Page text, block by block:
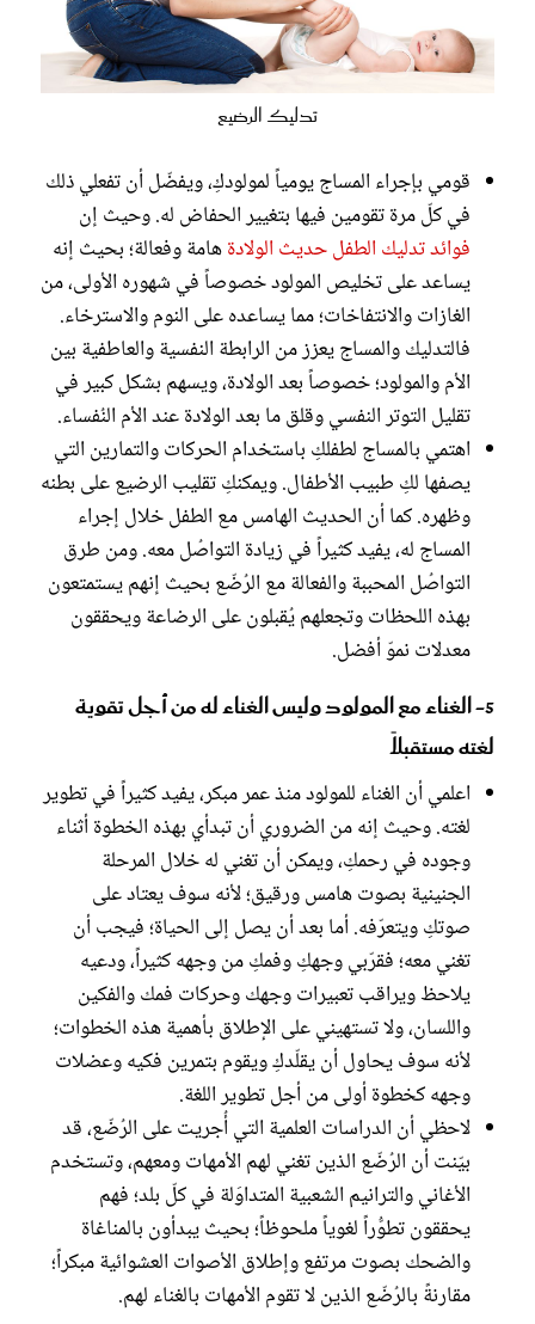
تدليك الرضيع
قومي بإجراء المساج يومياً لمولودكِ، ويفضّل أن تفعلي ذلك
في كلّ مرة تقومين فيها بتغيير الحفاض له. وحيث إن
فوائد تدليك الطفل حديث الولادةهامة وفعالة؛ بحيث إنه
يساعد على تخليص المولود خصوصاً في شهوره الأولى، من
الغازات والانتفاخات؛ مما يساعده على النوم والاسترخاء.
فالتدليك والمساج يعزز من الرابطة النفسية والعاطفية بين
الأم والمولود؛ خصوصاً بعد الولادة، ويسهم بشكل كبير في
تقليل التوتر النفسي وقلق ما بعد الولادة عند الأم النُفساء.
اهتمي بالمساج لطفلكِ باستخدام الحركات والتمارين التي
يصفها لكِ طبيب الأطفال. ويمكنكِ تقليب الرضيع على بطنه
وظهره. كما أن الحديث الهامس مع الطفل خلال إجراء
المساج له، يفيد كثيراً في زيادة التواصُل معه. ومن طرق
التواصُل المحببة والفعالة مع الرُضّع بحيث إنهم يستمتعون
بهذه اللحظات وتجعلهم يُقبلون على الرضاعة ويحققون
معدلات نموّ أفضل.
5- الغناء مع المولود وليس الغناء له من أجل تقوية
لغته مستقبلاً
اعلمي أن الغناء للمولود منذ عمر مبكر، يفيد كثيراً في تطوير
لغته. وحيث إنه من الضروري أن تبدأي بهذه الخطوة أثناء
وجوده في رحمكِ، ويمكن أن تغني له خلال المرحلة
الجنينية بصوت هامس ورقيق؛ لأنه سوف يعتاد على
صوتكِ ويتعرّفه. أما بعد أن يصل إلى الحياة؛ فيجب أن
تغني معه؛ فقرّبي وجهكِ وفمكِ من وجهه كثيراً، ودعيه
يلاحظ ويراقب تعبيرات وجهك وحركات فمك والفكين
واللسان، ولا تستهيني على الإطلاق بأهمية هذه الخطوات؛
لأنه سوف يحاول أن يقلّدكِ ويقوم بتمرين فكيه وعضلات
وجهه كخطوة أولى من أجل تطوير اللغة.
لاحظي أن الدراسات العلمية التي أُجريت على الرُضّع، قد
بيّنت أن الرُضّع الذين تغني لهم الأمهات ومعهم، وتستخدم
الأغاني والترانيم الشعبية المتداوَلة في كلّ بلد؛ فهم
يحققون تطوُّراً لغوياً ملحوظاً؛ بحيث يبدأون بالمناغاة
والضحك بصوت مرتفع وإطلاق الأصوات العشوائية مبكراً؛
مقارنةً بالرُضّع الذين لا تقوم الأمهات بالغناء لهم.